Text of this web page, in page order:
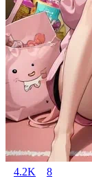
4.2K 8